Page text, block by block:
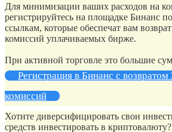
Для минимизации ваших расходов на
регистрируйтесь на площадке Бинанс
ссылкам, которые обеспечат вам
комиссий уплачиваемых бирже.
При активной торговле это большие
Регистрация в Бинанс с возвратом
комиссий
Хотите диверсифицировать свои
средств инвестировать в криптовалюту?